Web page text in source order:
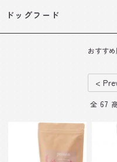
ドッグフード
おすす
<
全 67